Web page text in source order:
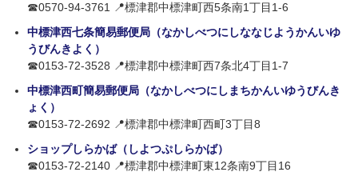
☎0570-94-3761 📍標津郡中標津町西5条南1丁目1-6
中標津西七条簡易郵便局（なかしべつにしななじようかんいゆ
うびんきよく）
☎0153-72-3528 📍標津郡中標津町西7条北4丁目1-7
中標津西町簡易郵便局（なかしべつにしまちかんいゆうびんき
ょく）
☎0153-72-2692 📍標津郡中標津町西町3丁目8
ショップしらかば（しよつぷしらかば）
☎0153-72-2140 📍標津郡中標津町東12条南9丁目16